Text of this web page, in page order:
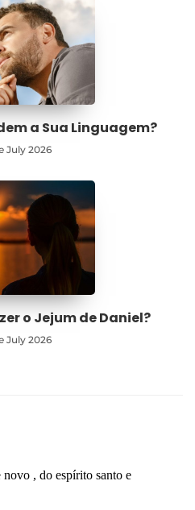
a Sua Linguagem?
July 2026
o Jejum de Daniel?
July 2026